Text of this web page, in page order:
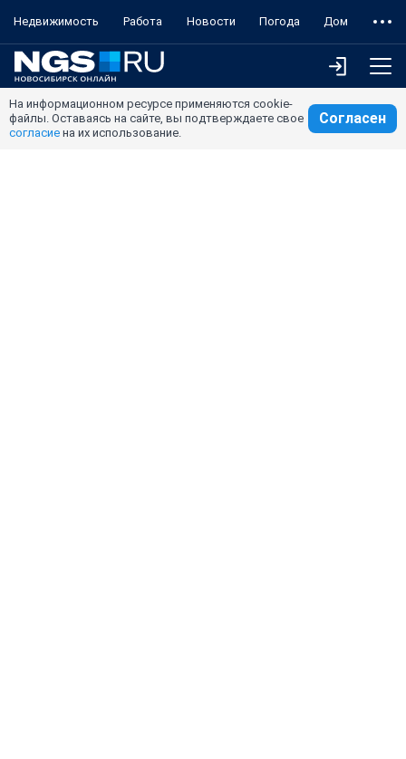
Недвижимость Работа Новости Погода Дом
На информационном ресурсе применяются cookie-
файлы. Оставаясь на сайте, вы подтверждаете свое
согласие на их использование.
Согласен